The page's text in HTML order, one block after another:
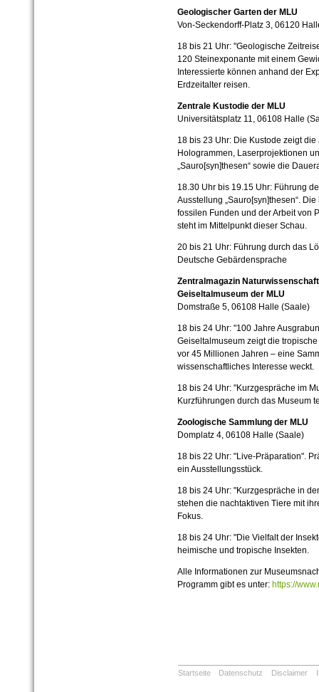
Geologischer Garten der MLU
Von-Seckendorff-Platz 3, 06120
18 bis 21 Uhr: "Geologische
120 Steinexponante mit einem
Interessierte können anhand der
Erdzeitalter reisen.
Zentrale Kustodie der MLU
Universitätsplatz 11, 06108 Halle
18 bis 23 Uhr: Die Kustode zeigt die
Hologrammen, Laserprojektionen
„Sauro[syn]thesen“ sowie die
18.30 Uhr bis 19.15 Uhr: Führung
Ausstellung „Sauro[syn]thesen“.
fossilen Funden und der Arbeit von
steht im Mittelpunkt dieser Schau.
20 bis 21 Uhr: Führung durch das
Deutsche Gebärdensprache
Zentralmagazin
Geiseltalmuseum der MLU
Domstraße 5, 06108 Halle (Saale)
18 bis 24 Uhr: "100 Jahre
Geiseltalmuseum zeigt die
vor 45 Millionen Jahren – eine
wissenschaftliches Interesse weckt.
18 bis 24 Uhr: "Kurzgespräche im
Kurzführungen durch das Museum
Zoologische Sammlung der MLU
Domplatz 4, 06108 Halle (Saale)
18 bis 22 Uhr: "Live-Präparation".
ein Ausstellungsstück.
18 bis 24 Uhr: "Kurzgespräche in
stehen die nachtaktiven Tiere mit
Fokus.
18 bis 24 Uhr: "Die Vielfalt der
heimische und tropische Insekten.
Alle Informationen zur
Programm gibt es unter: https://
Startseite Datenschutz Disclaimer